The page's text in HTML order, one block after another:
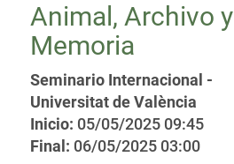
Animal, Archivo y
Memoria
Seminario Internacional -
Universitat de València
Inicio: 05/05/2025 09:45
Final: 06/05/2025 03:00